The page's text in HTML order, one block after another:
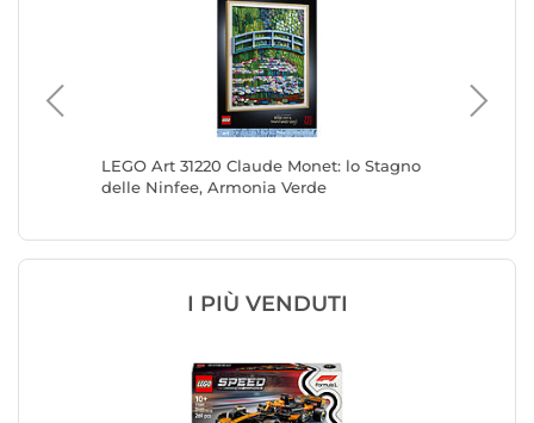
LEGO Art 31220 Claude Monet: lo Stagno
delle Ninfee, Armonia Verde
I PIÙ VENDUTI